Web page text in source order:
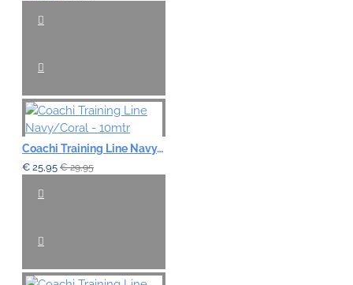
Coachi Training Line Navy/Coral - 10mtr
€ 25,95 € 29,95